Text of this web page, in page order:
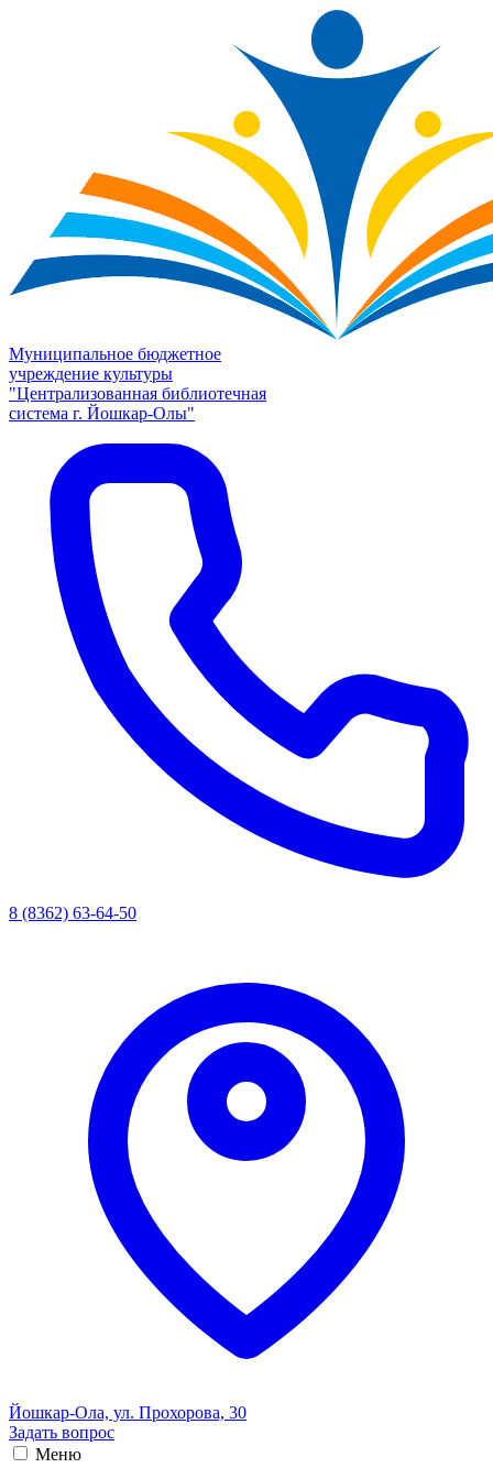
Муниципальное бюджетное
учреждение культуры
"Централизованная библиотечная
система г. Йошкар-Олы"
8 (8362) 63-64-50
Йошкар-Ола, ул. Прохорова, 30
Задать вопрос
Меню